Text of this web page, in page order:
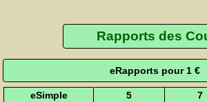
Rapports des
eRapports pour 1 €
eSimple 5 7